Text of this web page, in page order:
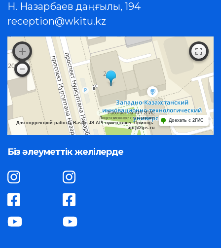
Н. Назарбаев даңғылы, 194
reception@wkitu.kz
Работает на API 2ГИС
Лицензионное соглашение
Для корректной работы Raster JS API нужен ключ. Помощь:
api@2gis.ru
Доехать с 2ГИС
Біз әлеуметтік желілерде